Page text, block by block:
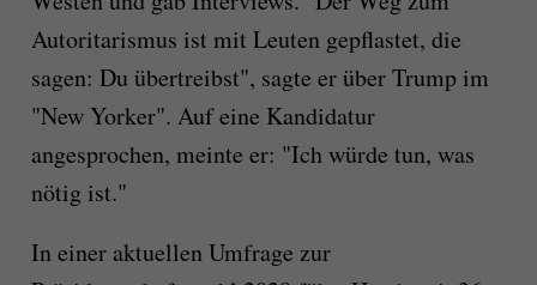
Autoritarismus ist mit Leuten gepflastet, die
sagen: Du übertreibst", sagte er über Trump im
"New Yorker". Auf eine Kandidatur
angesprochen, meinte er: "Ich würde tun, was
nötig ist."
In einer aktuellen Umfrage zur